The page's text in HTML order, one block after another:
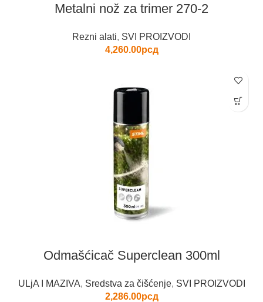
Metalni nož za trimer 270-2
Rezni alati, SVI PROIZVODI
4,260.00рсд
Odmašćicač Superclean 300ml
ULjA I MAZIVA, Sredstva za čišćenje, SVI PROIZVODI
2,286.00рсд